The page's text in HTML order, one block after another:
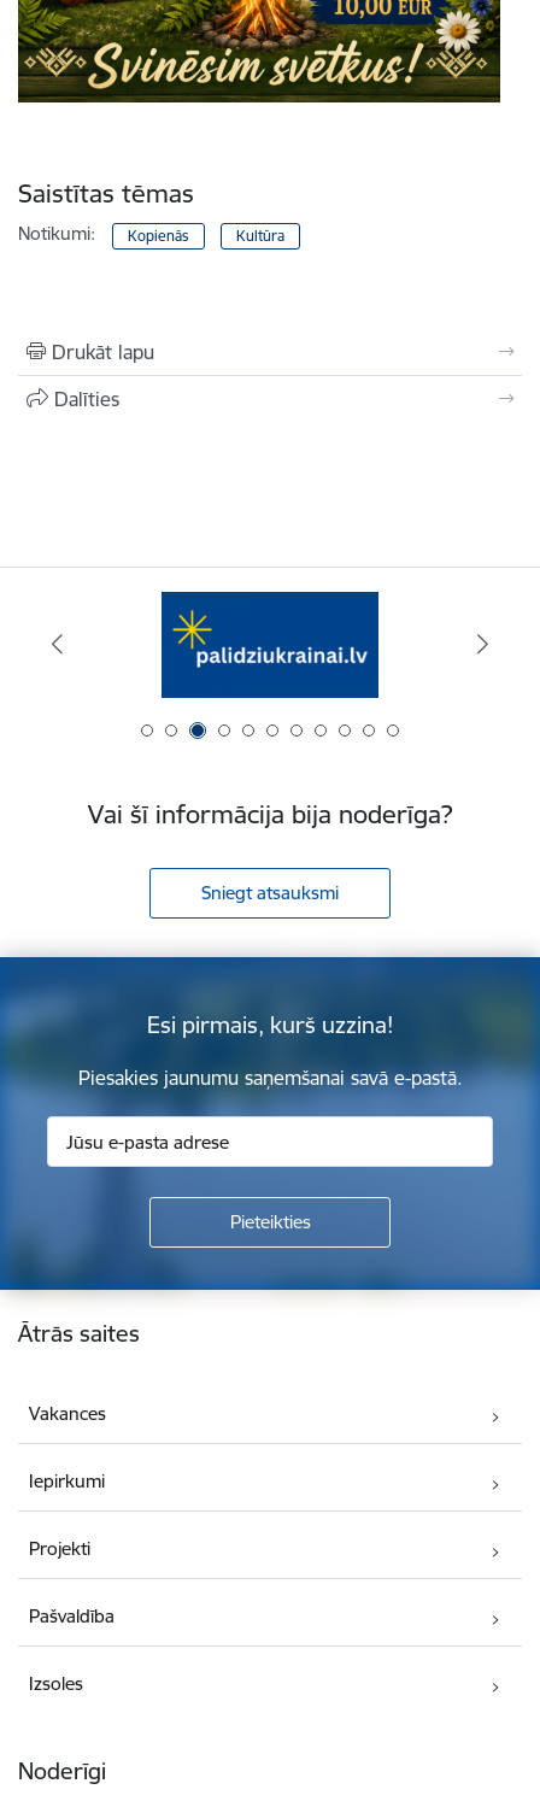
Saistītas tēmas
Notikumi: Kopienās Kultūra
Drukāt lapu
Dalīties
Vai šī informācija bija noderīga?
Sniegt atsauksmi
Esi pirmais, kurš uzzina!
Piesakies jaunumu saņemšanai savā e-pastā.
Kājene
Ātrās saites
Vakances
Iepirkumi
Projekti
Pašvaldība
Izsoles
Noderīgi